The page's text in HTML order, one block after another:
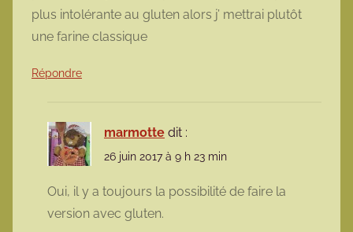
plus intolérante au gluten alors j’ mettrai plutôt
une farine classique
Répondre
marmotte dit :
26 juin 2017 à 9 h 23 min
Oui, il y a toujours la possibilité de faire la
version avec gluten.